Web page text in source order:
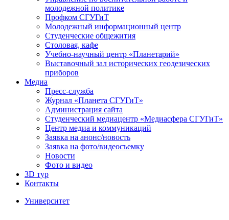
молодежной политике
Профком СГУГиТ
Молодежный информационный центр
Студенческие общежития
Столовая, кафе
Учебно-научный центр «Планетарий»
Выставочный зал исторических геодезических
приборов
Медиа
Пресс-служба
Журнал «Планета СГУГиТ»
Администрация сайта
Студенческий медиацентр «Медиасфера СГУГиТ»
Центр медиа и коммуникаций
Заявка на анонс/новость
Заявка на фото/видеосъемку
Новости
Фото и видео
3D тур
Контакты
Университет